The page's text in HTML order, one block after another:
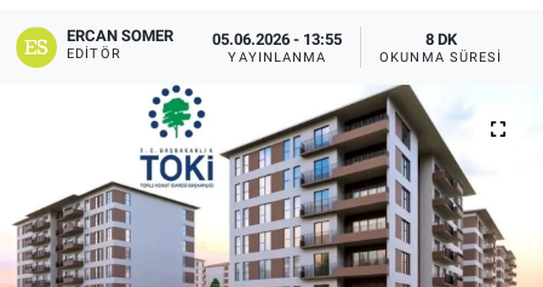
ERCAN SOMER
EDITÖR
05.06.2026 - 13:55
YAYINLANMA
8 DK
OKUNMA SÜRESI